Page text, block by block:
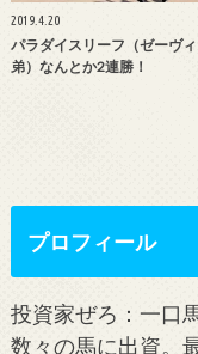
2019.4.20
パラダイスリーフ（ゼーヴ
弟）なんとか2連勝！
プロフィール
投資家ぜろ：一口
数々の馬に出資。